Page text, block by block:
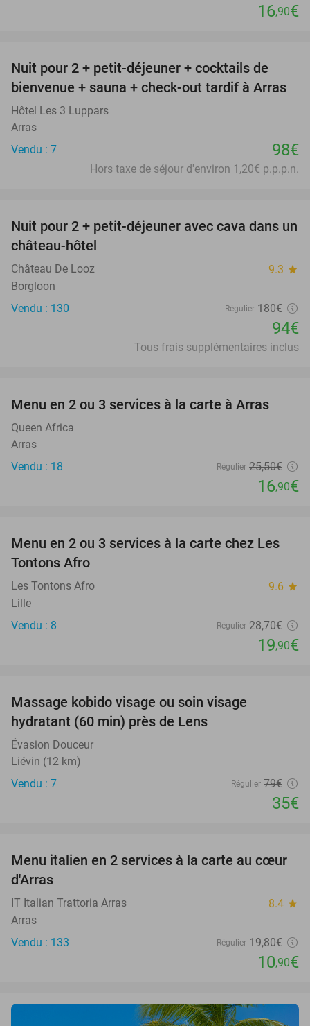
16,90€
Nuit pour 2 + petit-déjeuner + cocktails de
bienvenue + sauna + check-out tardif à Arras
Hôtel Les 3 Luppars
Arras
Vendu : 7
98€
Hors taxe de séjour d'environ 1,20€ p.p.p.n.
48%
Nuit pour 2 + petit-déjeuner avec cava dans un
château-hôtel
Château De Looz 9.3 star
Borgloon
Vendu : 130
Régulier 180€
94€
Tous frais supplémentaires inclus
34%
Menu en 2 ou 3 services à la carte à Arras
Queen Africa
Arras
Vendu : 18
Régulier 25,50€
16,90€
31%
Menu en 2 ou 3 services à la carte chez Les
Tontons Afro
Les Tontons Afro 9.6 star
Lille
Vendu : 8
Régulier 28,70€
19,90€
Massage kobido visage ou soin visage
hydratant (60 min) près de Lens
Évasion Douceur
Liévin (12 km)
Vendu : 7
Régulier 79€
35€
45%
Menu italien en 2 services à la carte au cœur
d'Arras
IT Italian Trattoria Arras 8.4 star
Arras
Vendu : 133
Régulier 19,80€
10,90€